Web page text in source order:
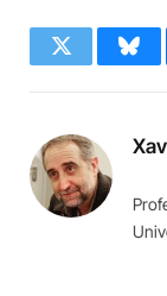
Twitter